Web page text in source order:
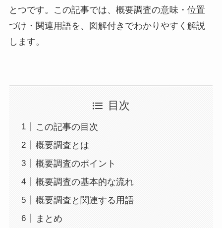
とつです。この記事では、概要調査の意味・位置
づけ・関連用語を、図解付きでわかりやすく解説
します。
目次
この記事の目次
概要調査とは
概要調査のポイント
概要調査の基本的な流れ
概要調査と関連する用語
まとめ